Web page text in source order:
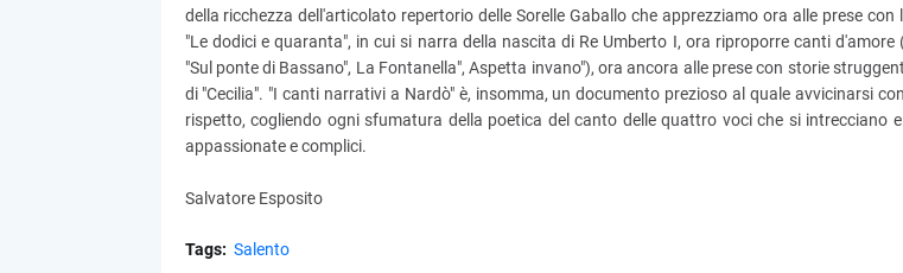
della ricchezza dell'articolato repertorio delle Sorelle Gaballo che apprezziamo ora alle prese con
"Le dodici e quaranta", in cui si narra della nascita di Re Umberto I, ora riproporre canti d'amore
"Sul ponte di Bassano", La Fontanella", Aspetta invano"), ora ancora alle prese con storie
di "Cecilia". "I canti narrativi a Nardò" è, insomma, un documento prezioso al quale avvicinarsi
rispetto, cogliendo ogni sfumatura della poetica del canto delle quattro voci che si intrecciano
appassionate e complici.
Salvatore Esposito
Tags: Salento